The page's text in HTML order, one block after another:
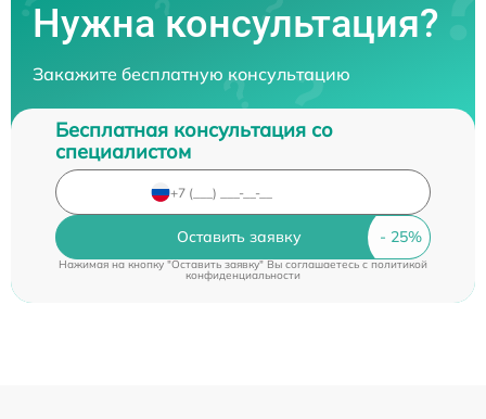
Нужна консультация?
Закажите бесплатную консультацию
Бесплатная консультация со
специалистом
Оставить заявку
Нажимая на кнопку "Оставить заявку" Вы соглашаетесь c политикой
конфиденциальности